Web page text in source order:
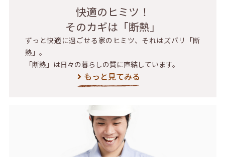
快適のヒミツ！
そのカギは「断熱」
ずっと快適に過ごせる家のヒミツ、それはズバリ「断
熱」。
「断熱」は日々の暮らしの質に直結しています。
もっと見てみる